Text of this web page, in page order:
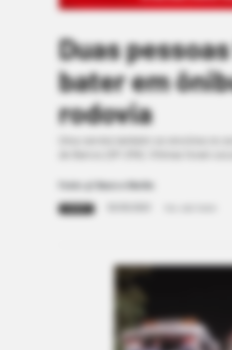
Duas
bater em
rodovia